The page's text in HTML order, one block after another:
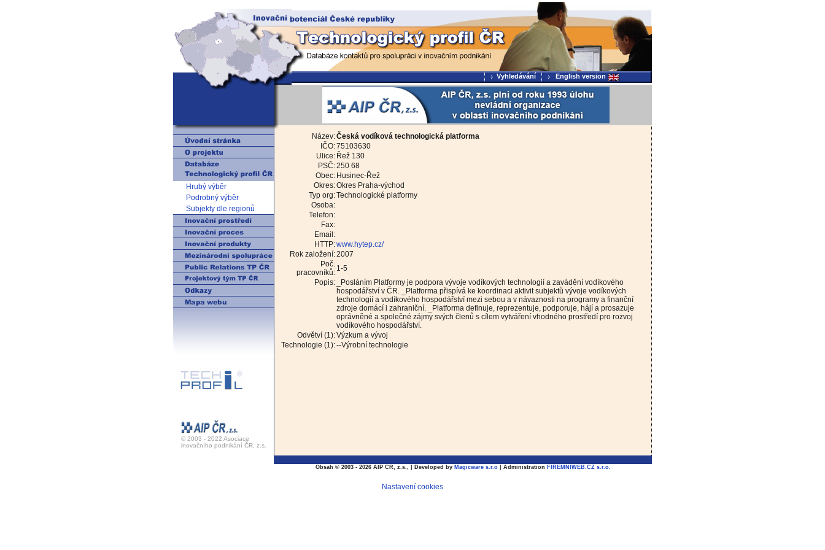
Vyhledávání English version
Hrubý výběr
Podrobný výběr
Subjekty dle regionů
© 2003 - 2022 Asociace
inovačního podnikání ČR, z.s.
Název:Česká vodíková technologická platforma
IČO:75103630
Ulice: Řež 130
PSČ:250 68
Obec: Husinec-Řež
Okres:Okres Praha-východ
Typ org:Technologické platformy
Osoba:
Telefon:
Fax:
Email:
HTTP:www.hytep.cz/
Rok založení:2007
Poč.
pracovníků: 1-5
Popis:
_Posláním Platformy je podpora vývoje vodíkových technologií a zavádění vodíkového
hospodářství v ČR. _Platforma přispívá ke koordinaci aktivit subjektů vývoje vodíkových
technologií a vodíkového hospodářství mezi sebou a v návaznosti na programy a finanční
zdroje domácí i zahraniční. _Platforma definuje, reprezentuje, podporuje, hájí a prosazuje
oprávněné a společné zájmy svých členů s cílem vytváření vhodného prostředí pro rozvoj
vodíkového hospodářství.
Odvětví (1):Výzkum a vývoj
Technologie (1):--Výrobní technologie
Obsah © 2003 - 2026 AIP CR, z.s., | Developed by Magicware s.r.o | Administration FIREMNIWEB.CZ s.r.o.
Nastavení cookies